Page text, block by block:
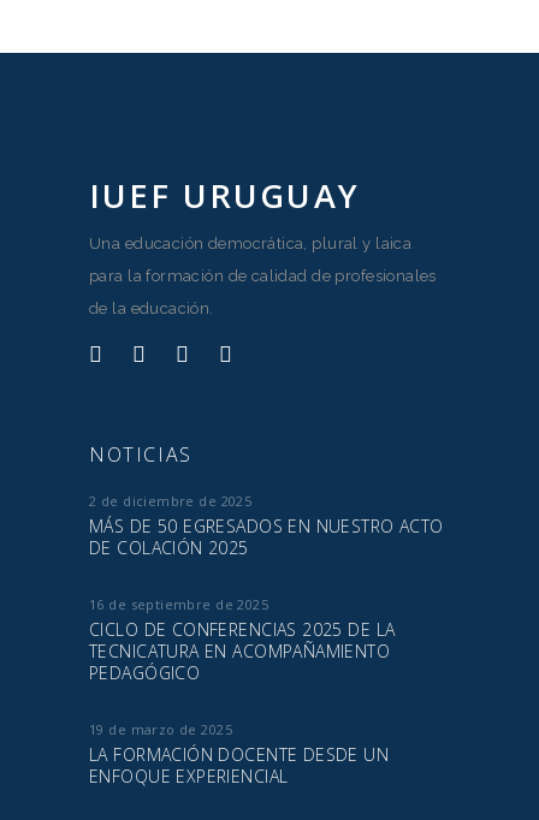
IUEF URUGUAY
Una educación democrática, plural y laica
para la formación de calidad de profesionales
de la educación.
NOTICIAS
2 de diciembre de 2025
MÁS DE 50 EGRESADOS EN NUESTRO ACTO
DE COLACIÓN 2025
16 de septiembre de 2025
CICLO DE CONFERENCIAS 2025 DE LA
TECNICATURA EN ACOMPAÑAMIENTO
PEDAGÓGICO
19 de marzo de 2025
LA FORMACIÓN DOCENTE DESDE UN
ENFOQUE EXPERIENCIAL